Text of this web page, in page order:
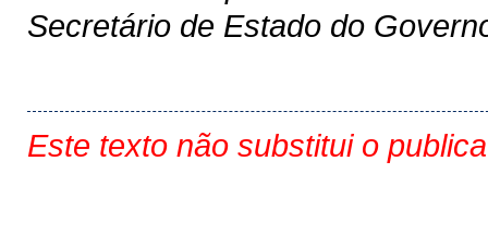
Secretário de Estado do
Este texto não substitui o